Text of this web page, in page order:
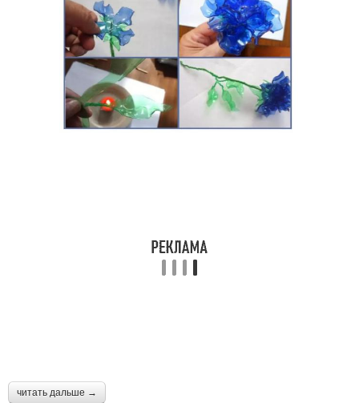
читать дальше →